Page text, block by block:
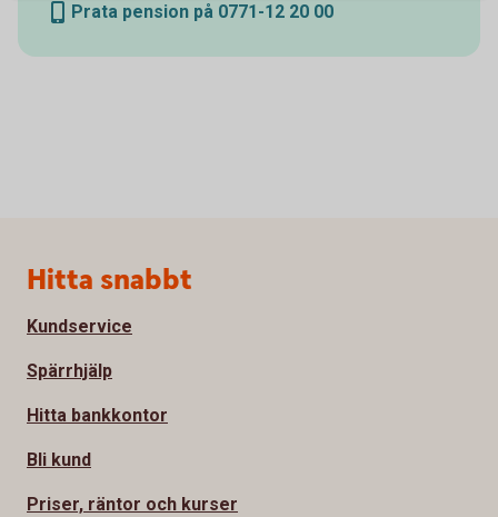
Prata pension på 0771-12 20 00
Sidfot
Hitta snabbt
Kundservice
Spärrhjälp
Hitta bankkontor
Bli kund
Priser, räntor och kurser